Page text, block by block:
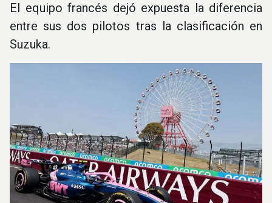
El equipo francés dejó expuesta la diferencia
entre sus dos pilotos tras la clasificación en
Suzuka.